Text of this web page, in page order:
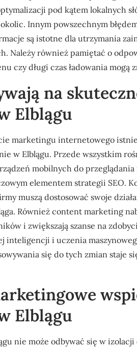
pod kątem lokalnych
Innym powszechnym
są istotne dla utrzymania
Należy również pamiętać o
czy długi czas ładowania mogą
na
Elblągu
marketingu internetowego
w Elblągu. Przede wszystkim
mobilnych do
elementem strategii SEO.
muszą dostosować swoje
Również content marketing
i zwiększają szanse na
inteligencji i uczenia
się do tych zmian staje
Elblągu
nie może odbywać się w izolacji